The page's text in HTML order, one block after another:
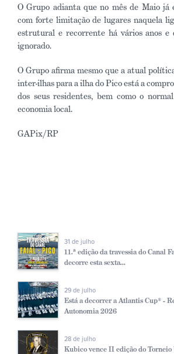
O Grupo adianta que no mês de Maio já
com forte limitação de lugares naquela
estrutural e recorrente há vários anos e
ignorado.
O Grupo afirma mesmo que a atual
inter-ilhas para a ilha do Pico está a
dos seus residentes, bem como o
economia local.
GAPix/RP
31 de julho
11.ª edição da travessia do Canal
decorre esta sexta...
29 de julho
Está a decorrer a Atlantis Cup® -
Autonomia 2026
28 de julho
Kubico vence II edição do Torneio